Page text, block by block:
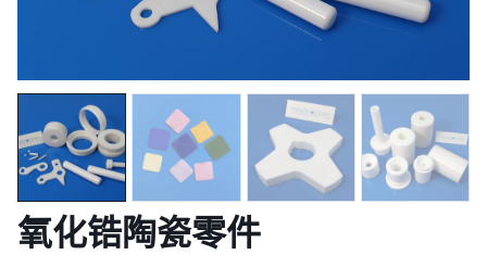
氧化锆陶瓷零件